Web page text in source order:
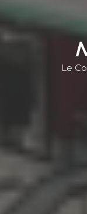
Le